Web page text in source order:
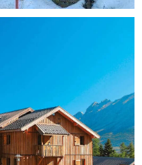
immatriculé au
de SAS PROPRIETES
euros, ZAC LE CHÊNE
CONTINENTS 44120
RCS Nantes. Carte
immeubles et fonds de
(G) n°CPI
388 délivrée par la CCI
Compte séquestre